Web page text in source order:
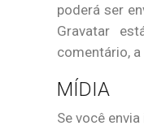
poderá ser
Gravatar
comentário,
MÍDIA
Se você